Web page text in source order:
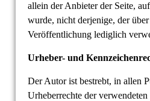
allein der Anbieter der Seite,
wurde, nicht derjenige, der
Veröffentlichung lediglich
Urheber- und
Der Autor ist bestrebt, in allen
Urheberrechte der